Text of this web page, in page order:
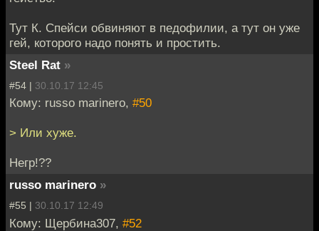
Тут К. Спейси обвиняют в педофилии, а тут он уже
гей, которого надо понять и простить.
Steel Rat »
#54 | 30.10.17 12:45
Кому: russo marinero, #50
> Или хуже.
Негр!??
russo marinero »
#55 | 30.10.17 12:49
Кому: Щербина307, #52